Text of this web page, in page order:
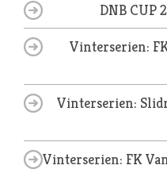
DNB CUP
Vinterserien:
Vinterserien:
Vinterserien: FK